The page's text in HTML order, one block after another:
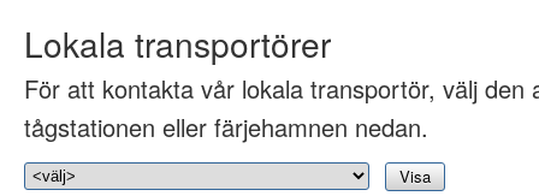
Lokala transportörer
För att kontakta vår lokala transportör, välj den
tågstationen eller färjehamnen nedan.
Visa